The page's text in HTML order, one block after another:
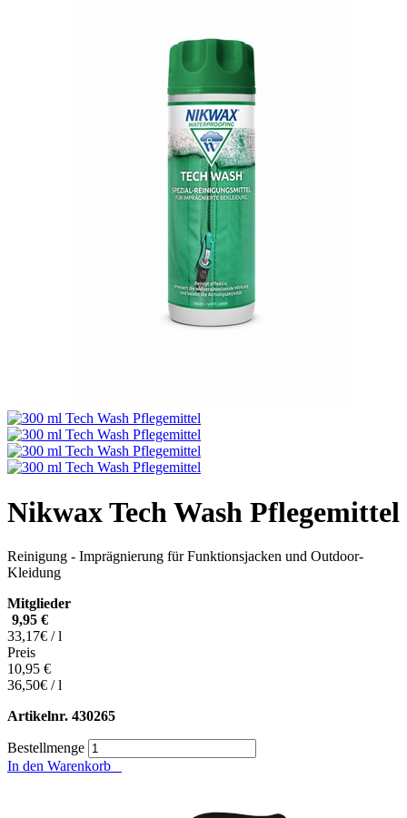
Nikwax Tech Wash Pflegemittel
Reinigung - Imprägnierung für Funktionsjacken und Outdoor-
Kleidung
Mitglieder
9,95 €
33,17€ / l
Preis
10,95 €
36,50€ / l
Artikelnr. 430265
Bestellmenge
In den Warenkorb